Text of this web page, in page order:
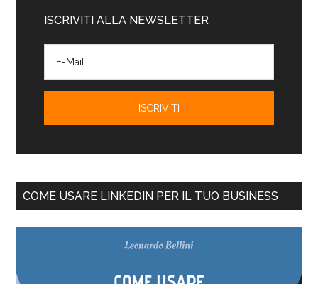
ISCRIVITI ALLA NEWSLETTER
COME USARE LINKEDIN PER IL TUO BUSINESS